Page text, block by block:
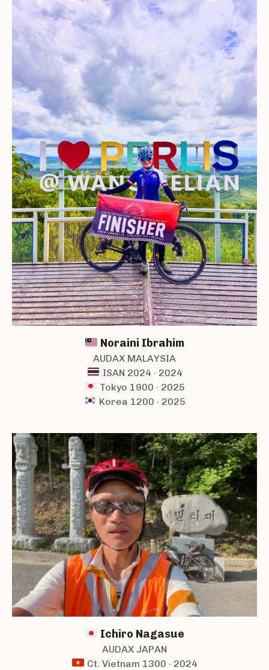
Noraini Ibrahim
AUDAX MALAYSIA
ISAN 2024 · 2024
Tokyo 1900 · 2025
Korea 1200 · 2025
Ichiro Nagasue
AUDAX JAPAN
Ct. Vietnam 1300 · 2024